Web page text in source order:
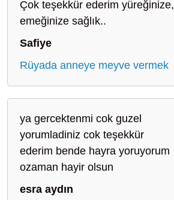
Çok teşekkür ederim yüreğinize,
emeğinize sağlık..
Safiye
Rüyada anneye meyve vermek
ya gercektenmi cok guzel
yorumladiniz cok teşekkür
ederim bende hayra yoruyorum
ozaman hayir olsun
esra aydın